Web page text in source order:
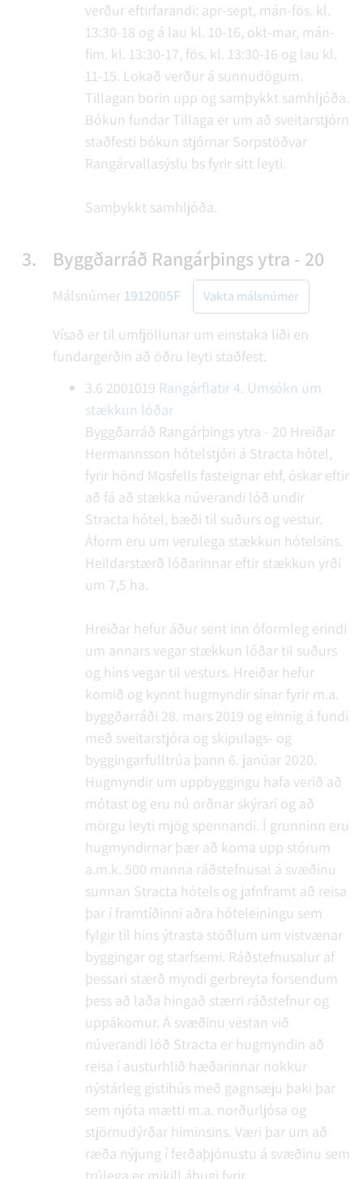
verður eftirfarandi: apr-sept, mán-fös. kl.
13:30-18 og á lau kl. 10-16, okt-mar, mán-
fim. kl. 13:30-17, fös. kl. 13:30-16 og lau kl.
11-15. Lokað verður á sunnudögum.
Tillagan borin upp og samþykkt samhljóða.
Bókun fundar Tillaga er um að sveitarstjórn
staðfesti bókun stjórnar Sorpstöðvar
Rangárvallasýslu bs fyrir sitt leyti.
Samþykkt samhljóða.
3. Byggðarráð Rangárþings ytra - 20
Málsnúmer 1912005F Vakta málsnúmer
Vísað er til umfjöllunar um einstaka liði en
fundargerðin að öðru leyti staðfest.
3.6 2001019 Rangárflatir 4. Umsókn um
stækkun lóðar
Byggðarráð Rangárþings ytra - 20 Hreiðar
Hermannsson hótelstjóri á Stracta hótel,
fyrir hönd Mosfells fasteignar ehf, óskar eftir
að fá að stækka núverandi lóð undir
Stracta hótel, bæði til suðurs og vestur.
Áform eru um verulega stækkun hótelsins.
Heildarstærð lóðarinnar eftir stækkun yrði
um 7,5 ha.
Hreiðar hefur áður sent inn óformleg erindi
um annars vegar stækkun lóðar til suðurs
og hins vegar til vesturs. Hreiðar hefur
komið og kynnt hugmyndir sínar fyrir m.a.
byggðarráði 28. mars 2019 og einnig á fundi
með sveitarstjóra og skipulags- og
byggingarfulltrúa þann 6. janúar 2020.
Hugmyndir um uppbyggingu hafa verið að
mótast og eru nú orðnar skýrari og að
mörgu leyti mjög spennandi. Í grunninn eru
hugmyndirnar þær að koma upp stórum
a.m.k. 500 manna ráðstefnusal á svæðinu
sunnan Stracta hótels og jafnframt að reisa
þar í framtíðinni aðra hóteleiningu sem
fylgir til hins ýtrasta stöðlum um vistvænar
byggingar og starfsemi. Ráðstefnusalur af
þessari stærð myndi gerbreyta forsendum
þess að laða hingað stærri ráðstefnur og
uppákomur. Á svæðinu vestan við
núverandi lóð Stracta er hugmyndin að
reisa í austurhlið hæðarinnar nokkur
nýstárleg gistihús með gagnsæju þaki þar
sem njóta mætti m.a. norðurljósa og
stjörnudýrðar himinsins. Væri þar um að
ræða nýjung í ferðaþjónustu á svæðinu sem